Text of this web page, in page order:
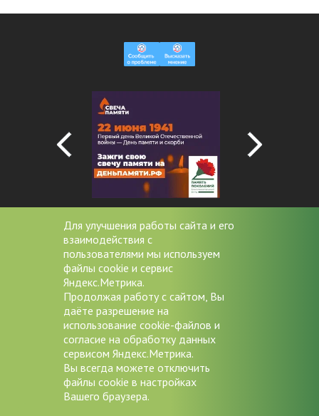
+7 (4852) 20-53-08
miac@zdrav76.ru
150000 г. Ярославль, Советская
д.11/9
Версия для слабовидящих
Для улучшения работы сайта и его
взаимодействия с
пользователями мы используем
файлы cookie и сервис
Яндекс.Метрика.
Продолжая работу с сайтом, Вы
даёте разрешение на
использование cookie-файлов и
согласие на обработку данных
сервисом Яндекс.Метрика.
Вы всегда можете отключить
файлы cookie в настройках
Вашего браузера.